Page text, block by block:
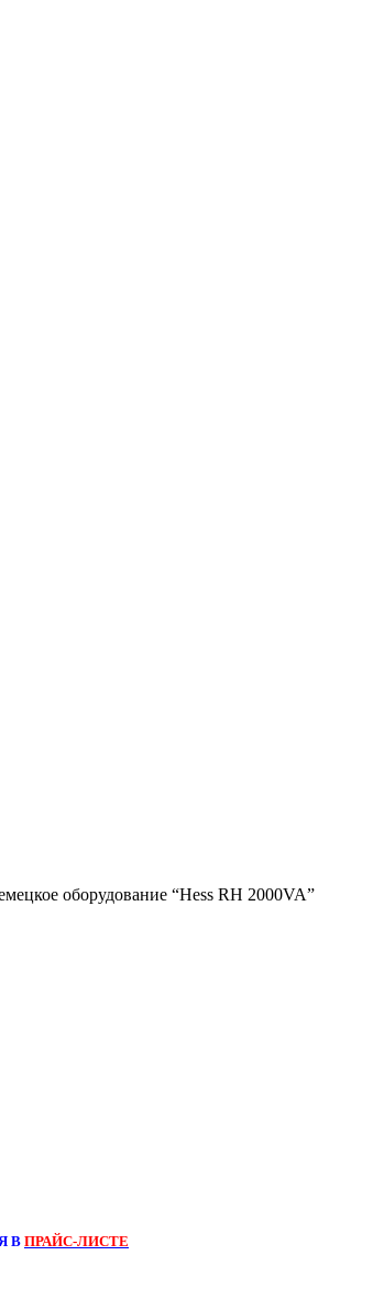
оборудование “Hess RH 2000VA”
В ПРАЙС-ЛИСТЕ